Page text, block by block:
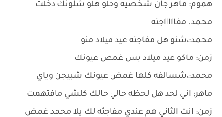
هموم: ماهر جان شخصيه وحلو هلو شلونك دخلت
محمد. مفاااااجئه
محمد:،شنو هل مفاجئه عيد ميلاد منو
زمن: ماكو عيد ميلاد بس غمص عيونك
محمد:،شسالفه كلها غمض عيونك شبيجن وياي
ماهر: اني لحد هل لحظه حالي حالك كلشي مافتهمت
زمن: انت الثاني هم عندي مفاجئه لك يلا محمد غمض